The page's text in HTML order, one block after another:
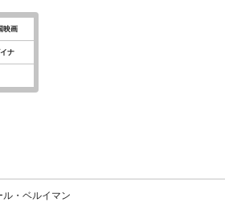
映画
ナ
ル・ベルイマン